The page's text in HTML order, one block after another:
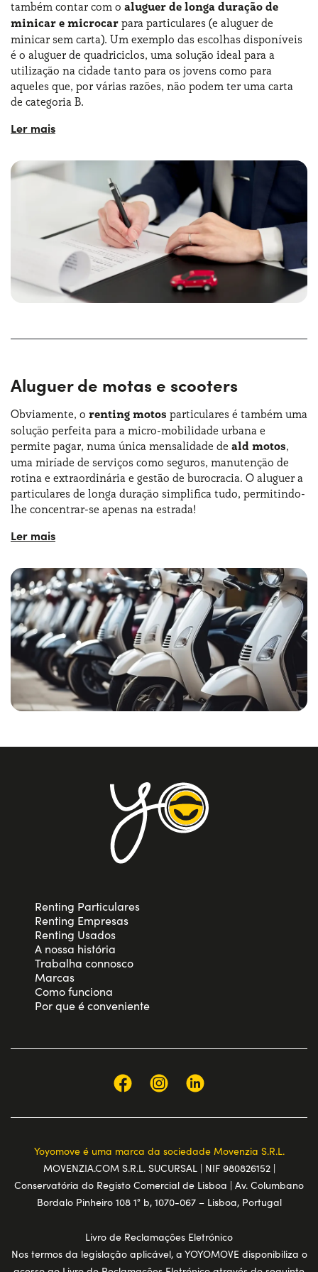
Cada oferta tem a sua própria ficha, com as caraterísticas
do veículo e todos os pormenores da mensalidade. Quer já
tenha decidido qual o automóvel para o qual pretende
pedir um orçamento ou esteja indeciso, os nossos
consultores especializados estão ao seu lado!
Outro fator que orienta a escolha é o método de
métodos mais utilizados é o débito direto bancário, que é
conveniente porque debita o dinheiro diretamente da sua
também contar com o aluguer de longa duração de
minicar e microcar para particulares (e aluguer de
minicar sem carta). Um exemplo das escolhas disponíveis
é o aluguer de quadriciclos, uma solução ideal para a
utilização na cidade tanto para os jovens como para
aqueles que, por várias razões, não podem ter uma carta
de categoria B.
Oaluguer de longa duração a particulares
possibilidade de se concentrar apenas na condução sem
ter outras preocupações. No aluguer de minicar, os preços
e as tarifas variam em função do modelo e dos serviços
associados. Os nossos consultores podem ajudá-lo a
encontrar a solução perfeita para si!
Com o aluguer de longa duração de microcar, particulares
e empresas podem encontrar a solução de mobilidade
ideal, tirando o máximo partido das suas dimensões
reduzidas para se moverem por entre o trânsito da cidade
renting de longa duração de microcar é também uma
tecnológico.
Nesta perspetiva, graças aorenting de longa duração de
microcar para particulares, qualquer pessoa pode
avaliar modelos de última geração equipados com as
últimas inovações em termos de segurança e conforto.
Isto significa poder beneficiar de tecnologias avançadas
sem ter de investir numa nova compra de cada vez.
Aluguer de motas e scooters
Obviamente, o renting motos particulares é também uma
solução perfeita para a micro-mobilidade urbana e
permite pagar, numa única mensalidade de ald motos,
uma miríade de serviços como seguros, manutenção de
rotina e extraordinária e gestão de burocracia. O aluguer a
particulares de longa duração simplifica tudo, permitindo-
lhe concentrar-se apenas na estrada!
Oaluguer de longa duração de motos para
porque permite prever com muita precisão as despesas
mensais. A mensalidade de aluguer de motas longa
duração a particulares inclui todas as despesas que seriam
normalmente suportadas pelo proprietário do veículo.
Como já foi referido, o serviço de aluguer de longa duração
de motas e microcar para particulares e empresas é
também vantajoso para as empresas, porque as ofertas de
ald permitem gerir uma frota de empresa sem ter de
imobilizar um capital significativo e sem ter de se
dos veículos. Para beneficiar de todas estas vantagens e
Renting Particulares
Renting Empresas
Renting Usados
A nossa história
Trabalha connosco
Marcas
Como funciona
Por que é conveniente
Yoyomove é uma marca da sociedade Movenzia S.R.L.
MOVENZIA.COM S.R.L. SUCURSAL | NIF 980826152 |
Conservatória do Registo Comercial de Lisboa | Av. Columbano
Bordalo Pinheiro 108 1° b, 1070-067 – Lisboa, Portugal
Livro de Reclamações Eletrónico
Nos termos da legislação aplicável, a YOYOMOVE disponibiliza o